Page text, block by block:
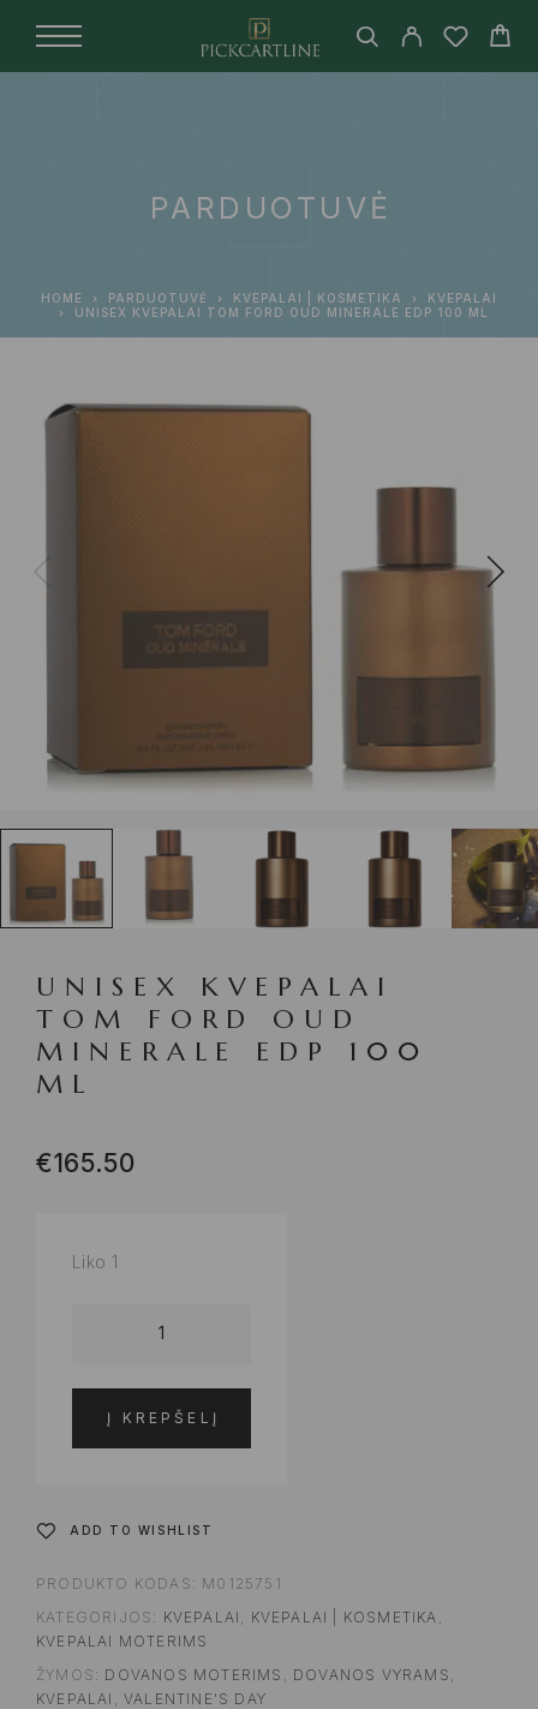
PARDUOTUVĖ
HOME PARDUOTUVĖ KVEPALAI | KOSMETIKA
KVEPALAI
UNISEX KVEPALAI TOM FORD OUD MINERALE EDP 100 ML
UNISEX KVEPALAI
TOM FORD OUD
MINERALE EDP 100
ML
€165.50
Liko 1
Į KREPŠELĮ
ADD TO WISHLIST
PRODUKTO KODAS: M0125751
KATEGORIJOS: KVEPALAI KVEPALAI | KOSMETIKA
KVEPALAI MOTERIMS
ŽYMOS: DOVANOS MOTERIMS DOVANOS VYRAMS
KVEPALAI
,VALENTINE'S DAY